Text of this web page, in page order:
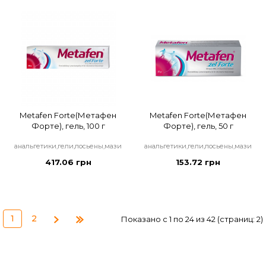
Metafen Forte(Метафен
Форте), гель, 100 г
анальгетики,гели,лосьены,мази
417.06 грн
Metafen Forte(Метафен
Форте), гель, 50 г
анальгетики,гели,лосьены,мази
153.72 грн
1 2 Показано с 1 по 24 из 42 (страниц: 2)